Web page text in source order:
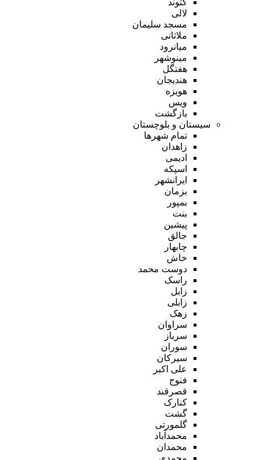
لالی
مسجد سلیمان
ملاثانی
میانرود
مینوشهر
هفتگل
هندیجان
هویزه
ویس
بازگشت
سیستان و بلوچستان
تمام شهر‌ها
زاهدان
ادیمی
اسپکه
ایرانشهر
بزمان
بمپور
بنت
پیشین
جالق
چابهار
خاش
دوست محمد
راسک
زابل
زابلی
زهک
سراوان
سرباز
سوران
سیرکان
علی اکبر
فنوج
قصرقند
کنارک
گشت
گلمورتی
محمدآباد
محمدان
محمدی